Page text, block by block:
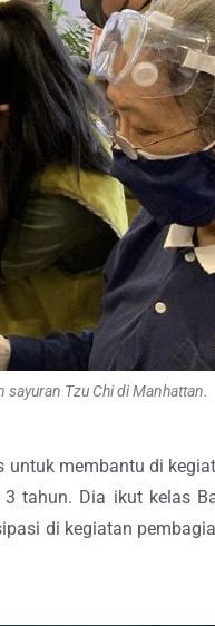
Tzu Chi di Manhattan.
untuk membantu di
tahun. Dia ikut kelas
di kegiatan